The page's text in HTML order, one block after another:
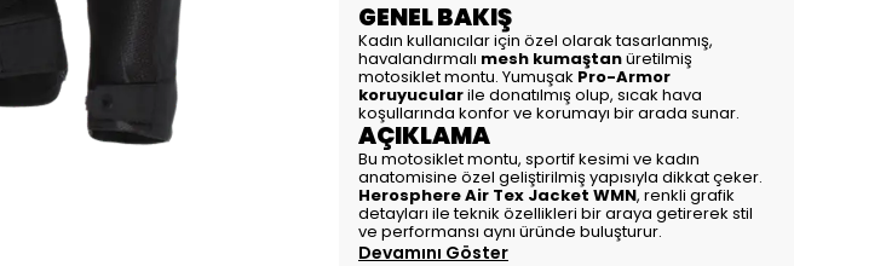
GENEL BAKIŞ
Kadın kullanıcılar için özel olarak tasarlanmış,
havalandırmalı mesh kumaştanüretilmiş
motosiklet montu. Yumuşak Pro-Armor
koruyucularile donatılmış olup, sıcak hava
koşullarında konfor ve korumayı bir arada sunar.
AÇIKLAMA
Bu motosiklet montu, sportif kesimi ve kadın
anatomisine özel geliştirilmiş yapısıyla dikkat çeker.
Herosphere Air Tex Jacket WMN, renkli grafik
detayları ile teknik özellikleri bir araya getirerek stil
ve performansı aynı üründe buluşturur.
Devamını Göster